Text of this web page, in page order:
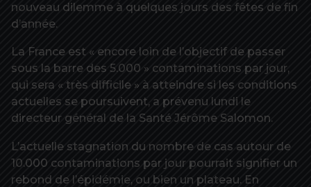
nouveau dilemme à quelques jours des fêtes de fin
d’année.
La France est « encore loin de l’objectif de passer
sous la barre des 5.000 » contaminations par jour,
qui sera « très difficile » à atteindre si les conditions
actuelles se poursuivent, a prévenu lundi le
directeur général de la Santé Jérôme Salomon.
L’actuelle stagnation du nombre de cas autour de
10.000 contaminations par jour pourrait signifier un
rebond de l’épidémie, ou bien un plateau. En